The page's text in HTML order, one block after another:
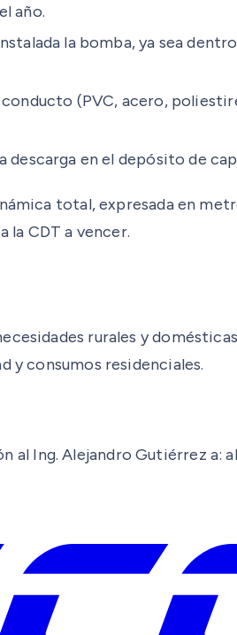
año.
la bomba, ya sea
(PVC, acero,
descarga en el depósito de
total, expresada en
la CDT a vencer.
rurales y
y consumos residenciales.
Ing. Alejandro Gutiérrez a: